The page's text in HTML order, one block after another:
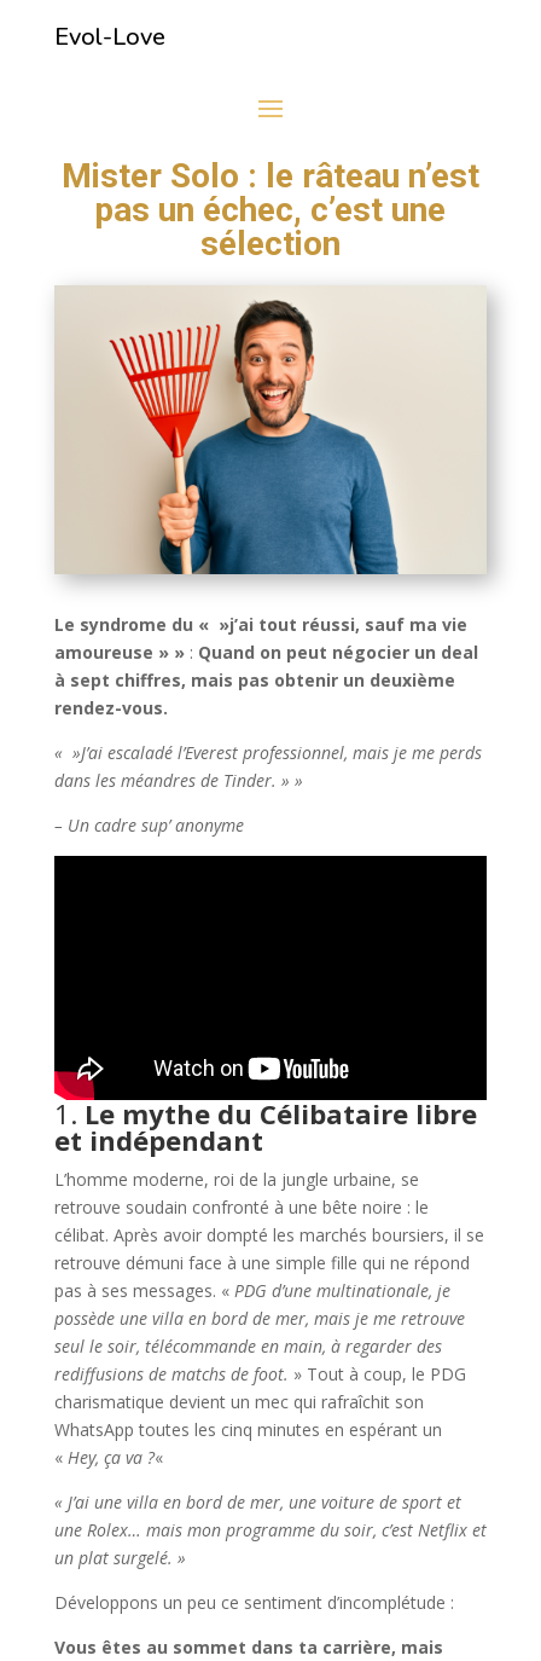
Evol-Love
Mister Solo : le râteau n’est
pas un échec, c’est une
sélection
Le syndrome du « »j’ai tout réussi, sauf ma vie
amoureuse » »: Quand on peut négocier un deal
à sept chiffres, mais pas obtenir un deuxième
rendez-vous.
« »J’ai escaladé l’Everest professionnel, mais je me perds
dans les méandres de Tinder. » »
– Un cadre sup’ anonyme
1. Le mythe du Célibataire libre
et indépendant
L’homme moderne, roi de la jungle urbaine, se
retrouve soudain confronté à une bête noire : le
célibat. Après avoir dompté les marchés boursiers, il se
retrouve démuni face à une simple fille qui ne répond
pas à ses messages. « PDG d’une multinationale, je
possède une villa en bord de mer, mais je me retrouve
seul le soir, télécommande en main, à regarder des
rediffusions de matchs de foot. » Tout à coup, le PDG
charismatique devient un mec qui rafraîchit son
WhatsApp toutes les cinq minutes en espérant un
« Hey, ça va ?«
« J’ai une villa en bord de mer, une voiture de sport et
une Rolex… mais mon programme du soir, c’est Netflix et
un plat surgelé. »
Développons un peu ce sentiment d’incomplétude :
Vous êtes au sommet dans ta carrière, mais